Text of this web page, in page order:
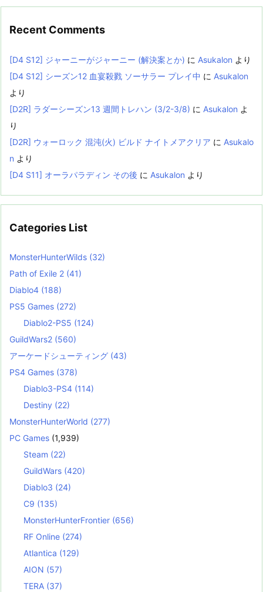
Recent Comments
[D4 S12] ジャーニーがジャーニー (解決案とか) に Asukalon より
[D4 S12] シーズン12 血宴殺戮 ソーサラー プレイ中 に Asukalon
より
[D2R] ラダーシーズン13 週間トレハン (3/2-3/8) に Asukalon よ
り
[D2R] ウォーロック 混沌(火) ビルド ナイトメアクリア に Asukalo
n より
[D4 S11] オーラパラディン その後 に Asukalon より
Categories List
MonsterHunterWilds (32)
Path of Exile 2 (41)
Diablo4 (188)
PS5 Games (272)
Diablo2-PS5 (124)
GuildWars2 (560)
アーケードシューティング (43)
PS4 Games (378)
Diablo3-PS4 (114)
Destiny (22)
MonsterHunterWorld (277)
PC Games (1,939)
Steam (22)
GuildWars (420)
Diablo3 (24)
C9 (135)
MonsterHunterFrontier (656)
RF Online (274)
Atlantica (129)
AION (57)
TERA (37)